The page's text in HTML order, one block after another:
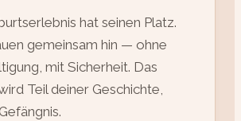
hat seinen Platz.
gemeinsam hin — ohne
mit Sicherheit. Das
Teil deiner Geschichte,